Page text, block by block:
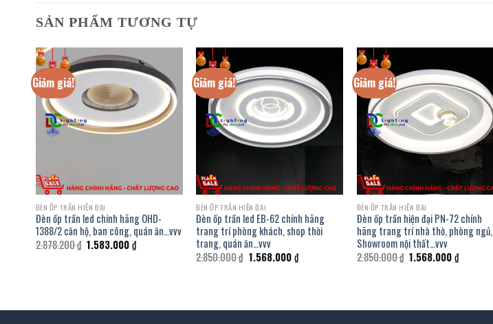
SẢN PHẨM TƯƠNG TỰ
Giảm giá!
ĐÈN ỐP TRẦN HIỆN ĐẠI
Đèn ốp trần led chính hãng OHD-
1388/2 căn hộ, ban công, quán ăn…vvv
2.878.200₫ Giá
gốc
1.583.000₫Giá
Giảm giá!
ĐÈN ỐP TRẦN HIỆN ĐẠI
Đèn ốp trần led EB-62 chính hãng
trang trí phòng khách, shop thời
trang, quán ăn…vvv
2.850.000₫ Giá
gốc
1.568.000₫Giá
hiện
Giảm giá!
ĐÈN ỐP TRẦN HIỆN ĐẠI
Đèn ốp trần hiện đại PN-72 chính
hãng trang trí nhà thờ, phòng ngủ,
Showroom nội thất…vvv
2.850.000₫ Giá
gốc
1.568.000₫Giá